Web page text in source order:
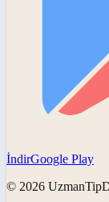
İndirGoogle Play
© 2026